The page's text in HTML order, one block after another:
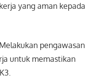
yang aman kepada
pengawasan
untuk memastikan